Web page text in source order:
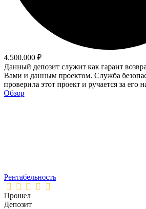
4.500.000 ₽
Данный депозит служит как гарант
Вами и данным проектом. Служба
проверила этот проект и ручается за его
Обзор
Рентабельность
Прошел
Депозит